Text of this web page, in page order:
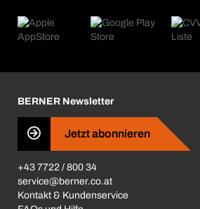
Produktfinder
Kataloge & Broschüren
Was uns antreibt
Presse
Business Conduct
BERNER Newsletter
Jetzt abonnieren
+43 7722 / 800 34
service@berner.co.at
Kontakt & Kundenservice